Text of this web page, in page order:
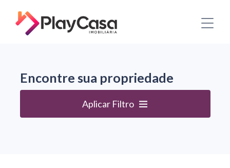
Encontre sua propriedade
Aplicar Filtro